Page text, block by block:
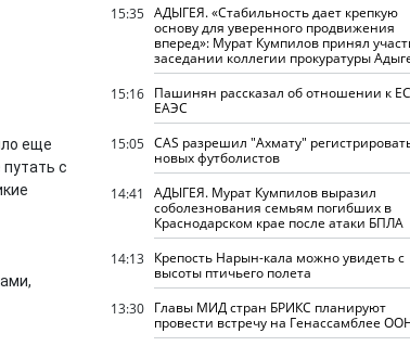
еще
с
15:35 АДЫГЕЯ. «Стабильность дает крепкую
основу для уверенного продвижения
вперед»: Мурат Кумпилов принял
заседании коллегии прокуратуры
15:16 Пашинян рассказал об отношении к
ЕАЭС
15:05 CAS разрешил "Ахмату"
новых футболистов
14:41
АДЫГЕЯ. Мурат Кумпилов выразил
соболезнования семьям погибших в
Краснодарском крае после атаки БПЛА
14:13 Крепость Нарын-кала можно увидеть с
высоты птичьего полета
13:30 Главы МИД стран БРИКС планируют
провести встречу на Генассамблее